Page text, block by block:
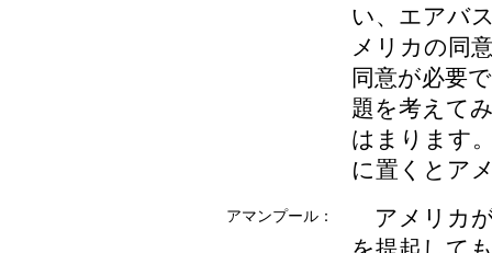
い、エアバ
メリカの同
同意が必要
題を考えて
はまります
に置くとア
アマンプール：
アメリカ